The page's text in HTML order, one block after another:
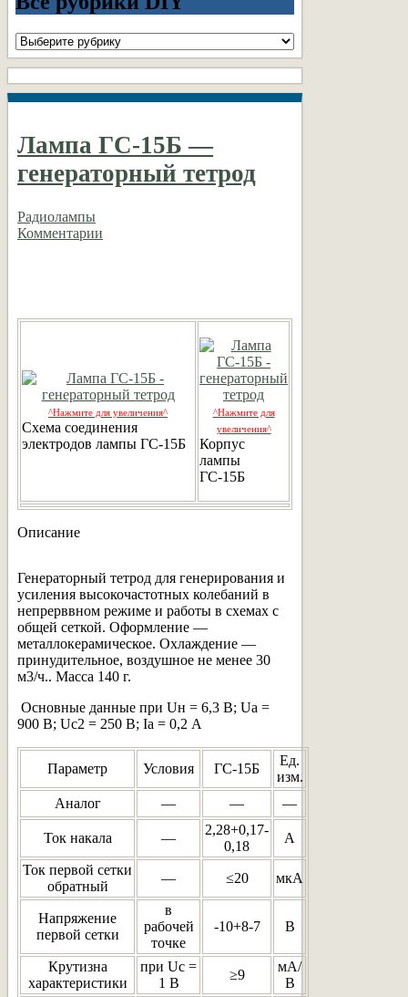
Все
рубрики
DIY
Лампа ГС-15Б —
генераторный тетрод
Радиолампы
Комментарии
^Нажмите для увеличения^
Схема соединения
электродов лампы ГС-15Б
^Нажмите для
увеличения^
Корпус
лампы
ГС-15Б
Описание
Генераторный тетрод для генерирования и
усиления высокочастотных колебаний в
непрерввном режиме и работы в схемах с
общей сеткой. Оформление —
металлокерамическое. Охлаждение —
принудительное, воздушное не менее 30
м3/ч.. Масса 140 г.
Основные данные при Uн = 6,3 В; Ua =
900 В; Uc2 = 250 В; Ia = 0,2 А
Параметр Условия ГС-15Б
Ед.
изм.
Аналог
— — —
Ток накала —
2,28+0,17-
0,18
А
Ток первой сетки
обратный
— ≤20 мкА
Напряжение
первой сетки
в
рабочей
точке
-10+8-7 В
Крутизна
характеристики
при Uc =
1 В
≥9
мА/
В